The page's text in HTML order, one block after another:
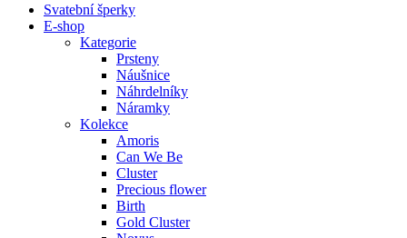
Svatební šperky
E-shop
Kategorie
Prsteny
Náušnice
Náhrdelníky
Náramky
Kolekce
Amoris
Can We Be
Cluster
Precious flower
Birth
Gold Cluster